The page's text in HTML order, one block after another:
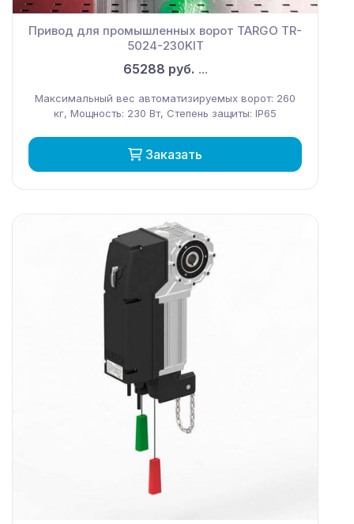
Привод для промышленных ворот TARGO TR-
5024-230KIT
65288 руб. ...
Максимальный вес автоматизируемых ворот: 260
кг, Мощность: 230 Вт, Степень защиты: IP65
Заказать